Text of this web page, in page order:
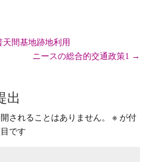
間基地跡地利用
ニースの総合的交通政策1 →
出
されることはありません。 ※が付
です